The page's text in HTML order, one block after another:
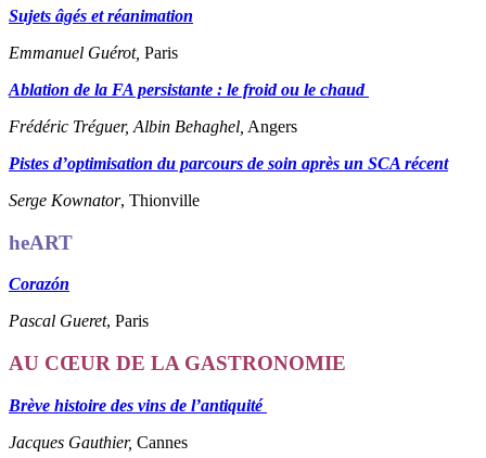
Sujets âgés et réanimation
Emmanuel Guérot, Paris
Ablation de la FA persistante : le froid ou le chaud
Frédéric Tréguer, Albin Behaghel, Angers
Pistes d’optimisation du parcours de soin après un SCA récent
Serge Kownator, Thionville
heART
Corazón
Pascal Gueret, Paris
AU CŒUR DE LA GASTRONOMIE
Brève histoire des vins de l’antiquité
Jacques Gauthier, Cannes